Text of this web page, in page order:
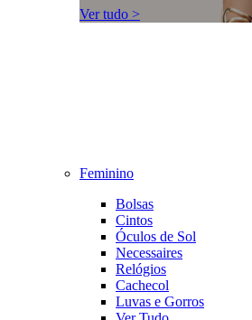
Ver tudo >
Feminino
Bolsas
Cintos
Óculos de Sol
Necessaires
Relógios
Cachecol
Luvas e Gorros